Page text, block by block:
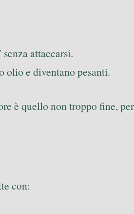
attaccarsi.
olio e diventano pesanti.
è quello non troppo fine,
con: